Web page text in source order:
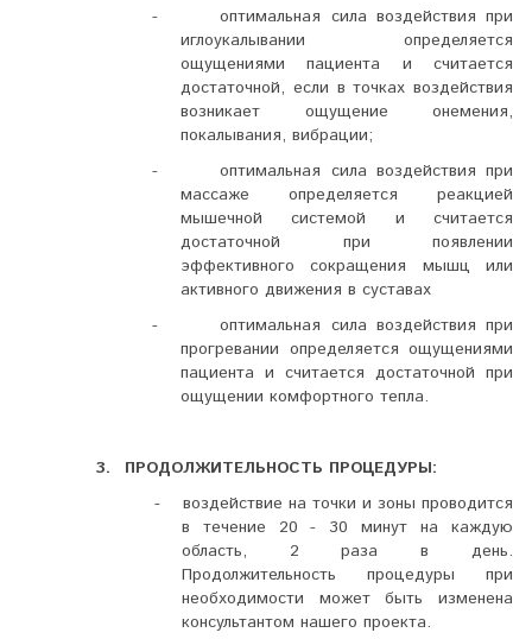
-
оптимальная сила воздействия при
иглоукалывании определяется
ощущениями пациента и считается
достаточной, если в точках воздействия
возникает ощущение онемения,
покалывания, вибрации;
-
оптимальная сила воздействия при
массаже определяется реакцией
мышечной системой и считается
достаточной при появлении
эффективного сокращения мышц или
активного движения в суставах
-
оптимальная сила воздействия при
прогревании определяется ощущениями
пациента и считается достаточной при
ощущении комфортного тепла.
3. ПРОДОЛЖИТЕЛЬНОСТЬ ПРОЦЕДУРЫ:
-
воздействие на точки и зоны проводится
в течение 20 - 30 минут на каждую
область, 2 раза в день.
Продолжительность процедуры при
необходимости может быть изменена
консультантом нашего проекта.